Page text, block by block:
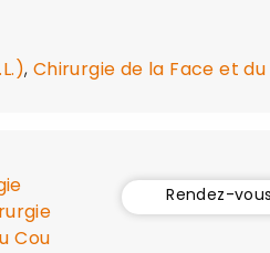
, Chirurgie de la Face et du
Cou
Rendez-